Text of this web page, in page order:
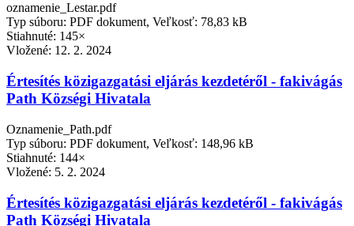
oznamenie_Lestar.pdf
Typ súboru: PDF dokument, Veľkosť: 78,83 kB
Stiahnuté: 145×
Vložené: 12. 2. 2024
Értesítés közigazgatási eljárás kezdetéről - fakivágás
Path Községi Hivatala
Oznamenie_Path.pdf
Typ súboru: PDF dokument, Veľkosť: 148,96 kB
Stiahnuté: 144×
Vložené: 5. 2. 2024
Értesítés közigazgatási eljárás kezdetéről - fakivágás
Path Községi Hivatala